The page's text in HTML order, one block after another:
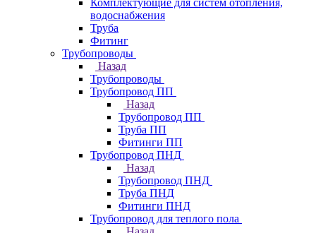
Комплектующие для систем отопления,
водоснабжения
Труба
Фитинг
Трубопроводы
Назад
Трубопроводы
Трубопровод ПП
Назад
Трубопровод ПП
Труба ПП
Фитинги ПП
Трубопровод ПНД
Назад
Трубопровод ПНД
Труба ПНД
Фитинги ПНД
Трубопровод для теплого пола